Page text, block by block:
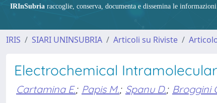
IRInSubria raccoglie, conserva, documenta e dissemina le
IRIS SIARI UNINSUBRIA Articoli su Riviste
Electrochemical
Cartamina E.; Papis M.; Spanu D.; Broggini